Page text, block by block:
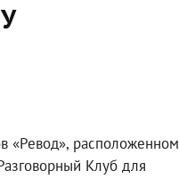
«Ревод», расположенном
Клуб для